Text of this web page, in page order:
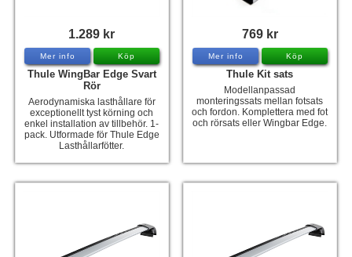
1.289 kr
Mer info Köp
Thule WingBar Edge Svart
Rör
Aerodynamiska lasthållare för
exceptionellt tyst körning och
enkel installation av tillbehör. 1-
pack. Utformade för Thule Edge
Lasthållarfötter.
769 kr
Mer info Köp
Thule Kit sats
Modellanpassad
monteringssats mellan fotsats
och fordon. Komplettera med fot
och rörsats eller Wingbar Edge.